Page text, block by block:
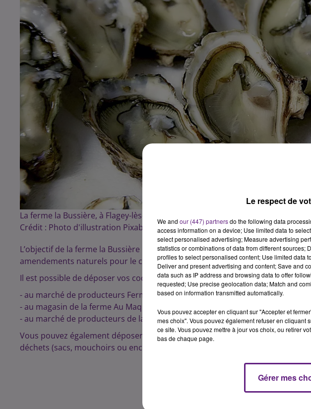
La ferme la Bussière, à Flagey-lès-Auxonne, récupère vos coquilles d'huîtres
Crédit : Photo d'illustration Pixabay/photo-graphe
L’objectif de la ferme la Bussière : collecter les coquilles d’huîtres, après les
amendements naturels pour le compost et les prairies.
Il est possible de déposer vos coquilles d’huîtres :
- au marché de producteurs Ferme la Bussière à Flagey-lès-Auxonne
- au magasin de la ferme Au Maquis Paysan, 1 rue Saint François à Saint-Seine-
- au marché de producteurs de la Ferme de la Noge, D108 à Quetigny
Vous pouvez également déposer d’autres coquilles (escargots et mollusques
déchets (sacs, mouchoirs ou encore serviettes).
Le respect de
We and our (447) partnersdo the following data
access information on a device; Use limited data to
select personalised advertising; Measure advertising
statistics or combinations of data from different
profiles to select personalised content; Use limited data
Deliver and present advertising and content; Save and
data such as IP address and browsing data to offer
requested; Use precise geolocation data; Match and
based on information transmitted automatically.
Vous pouvez accepter en cliquant sur "Accepter et
mes choix". Vous pouvez également refuser en cliquant
ce site. Vous pouvez mettre à jour vos choix, ou retirer
bas de chaque page.
Gérer mes